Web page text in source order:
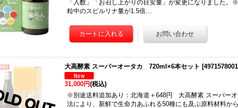
「入数」「お召し上がりの目安量」が変更になりました
粒中のスピルリナ量が1.5倍…
大高酵素 スーパーオータカ 720ml×6本セット [
31,000円(税込)
※別途送料追加あり：北海道＋648円 大高酵素 スーパー
法により、新鮮で生命力あふれる50種にも及ぶ原料材料か